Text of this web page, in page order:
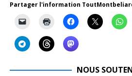
Partager l'information
NOUS